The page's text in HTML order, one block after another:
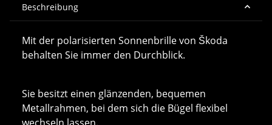
Beschreibung
Mit der polarisierten Sonnenbrille von Škoda
behalten Sie immer den Durchblick.
Sie besitzt einen glänzenden, bequemen
Metallrahmen, bei dem sich die Bügel flexibel
wechseln lassen.